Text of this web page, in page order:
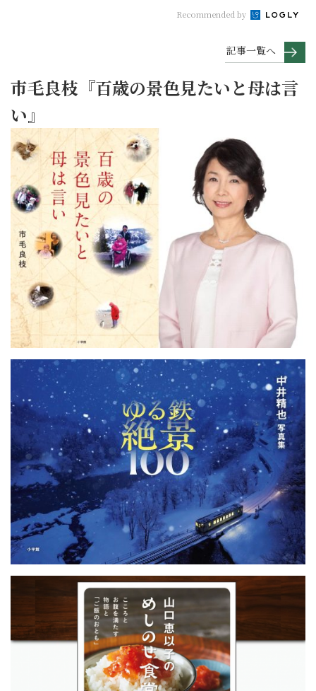
Recommended by
記事一覧へ
市毛良枝『百歳の景色見たいと母は言
い』